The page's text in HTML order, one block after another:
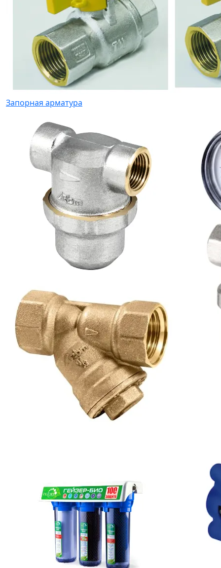
Запорная арматура